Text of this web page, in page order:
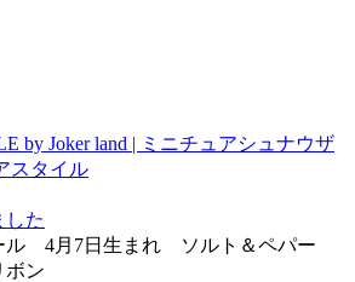
by Joker land | ミニチュアシュナウザ
スタイル
した
ル 4月7日生まれ ソルト＆ペパー
ン